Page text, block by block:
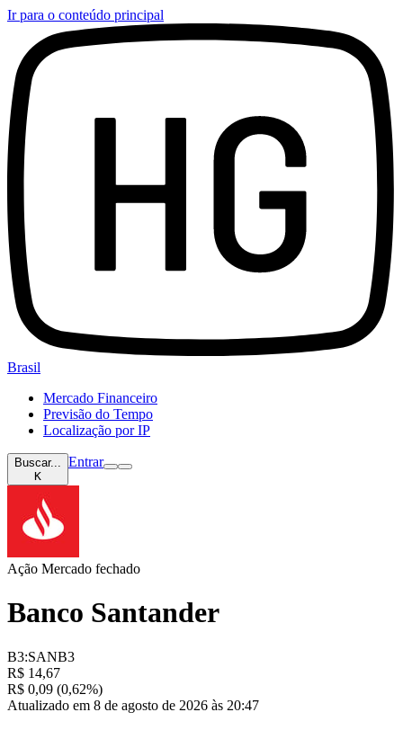
Ir para o conteúdo principal
Brasil
Mercado Financeiro
Previsão do Tempo
Localização por IP
Buscar...
K
Entrar
Ação Mercado fechado
Banco Santander
B3:SANB3
R$ 14,67
R$ 0,09 (0,62%)
Atualizado em 8 de agosto de 2026 às 20:47